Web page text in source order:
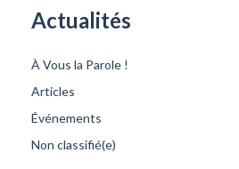
Actualités
À Vous la Parole !
Articles
Événements
Non classifié(e)